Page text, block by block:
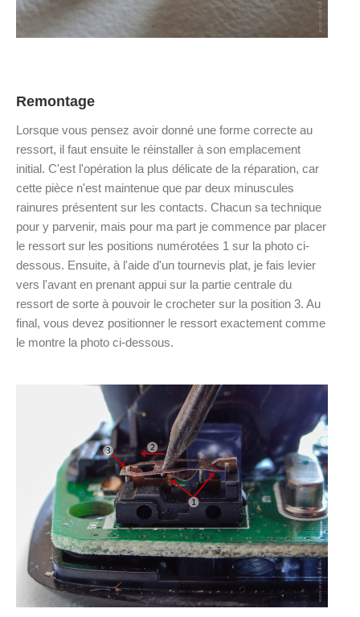
Remontage
Lorsque vous pensez avoir donné une forme correcte au
ressort, il faut ensuite le réinstaller à son emplacement
initial. C'est l'opération la plus délicate de la réparation, car
cette pièce n'est maintenue que par deux minuscules
rainures présentent sur les contacts. Chacun sa technique
pour y parvenir, mais pour ma part je commence par placer
le ressort sur les positions numérotées 1 sur la photo ci-
dessous. Ensuite, à l'aide d'un tournevis plat, je fais levier
vers l'avant en prenant appui sur la partie centrale du
ressort de sorte à pouvoir le crocheter sur la position 3. Au
final, vous devez positionner le ressort exactement comme
le montre la photo ci-dessous.